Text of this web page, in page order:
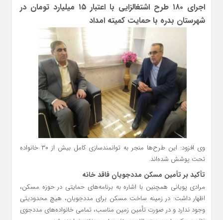
اجرای ۱۸۰ طرح اشتغالزایی با اعتبار ۱۵ میلیارد تومان در
شهرستان بدره با حمایت کمیته امداد
وی افزود: این طرح‌ها منجر به توانمندسازی کامل بیش از ۳۰ خانواده
تحت پوشش شده‌اند.
تأکید بر تأمین مسکن مددجویان فاقد خانه
مرادی پویانی همچنین با اشاره به برنامه‌های حمایتی در حوزه مسکن،
اظهار داشت: در زمینه ساخت مسکن برای مددجویان، هیچ محدودیتی
وجود ندارد و در صورت تأمین زمین مناسب، تمامی خانواده‌های مددجوی